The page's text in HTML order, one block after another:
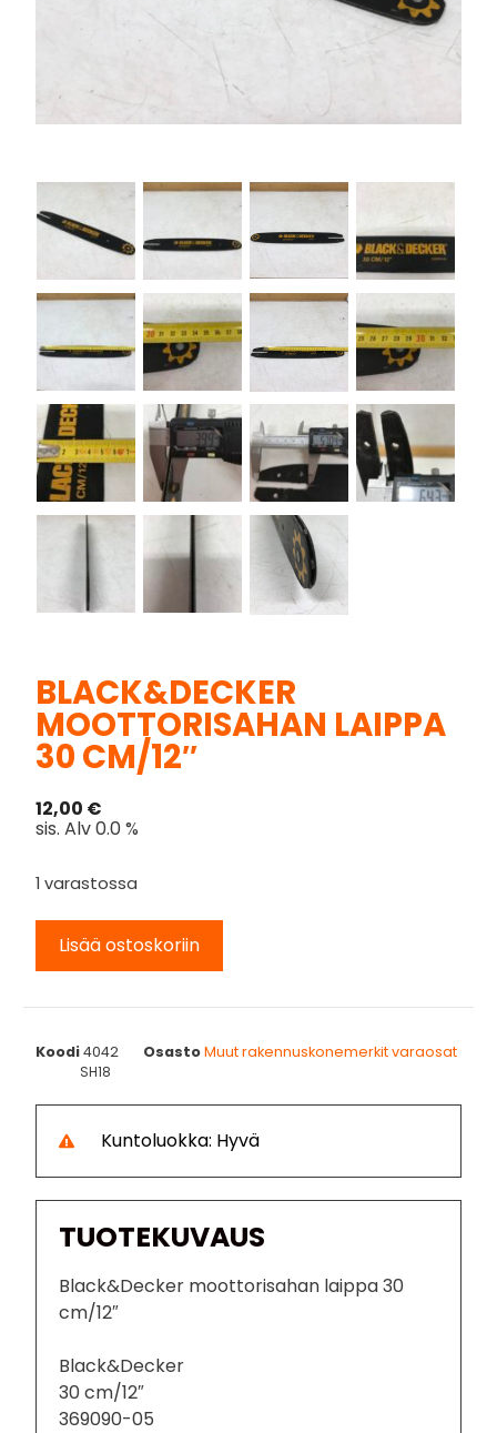
BLACK&DECKER
MOOTTORISAHAN LAIPPA
30 CM/12″
12,00 €
sis. Alv 0.0 %
1 varastossa
Lisää ostoskoriin
Koodi4042 OsastoMuut rakennuskonemerkit varaosat
SH18
Kuntoluokka: Hyvä
TUOTEKUVAUS
Black&Decker moottorisahan laippa 30
cm/12″
Black&Decker
30 cm/12″
369090-05